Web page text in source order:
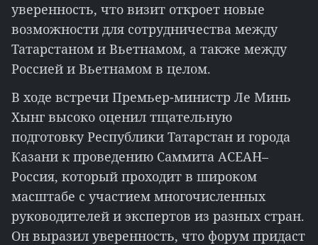
уверенность, что визит откроет новые
возможности для сотрудничества между
Татарстаном и Вьетнамом, а также между
Россией и Вьетнамом в целом.
В ходе встречи Премьер-министр Ле Минь
Хынг высоко оценил тщательную
подготовку Республики Татарстан и города
Казани к проведению Саммита АСЕАН–
Россия, который проходит в широком
масштабе с участием многочисленных
руководителей и экспертов из разных стран.
Он выразил уверенность, что форум придаст